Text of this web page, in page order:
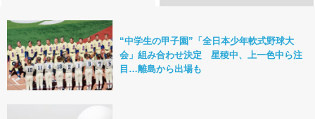
“中学生の甲子園”「全日本少年軟式野球大
会」組み合わせ決定 星稜中、上一色中ら注
目…離島から出場も